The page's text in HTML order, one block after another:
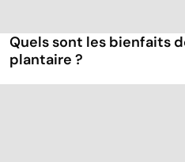
Quels sont les bienfaits
plantaire ?